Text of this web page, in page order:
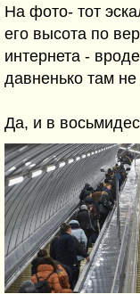
На фото- тот
его высота по
интернета -
давненько там
Да, и в